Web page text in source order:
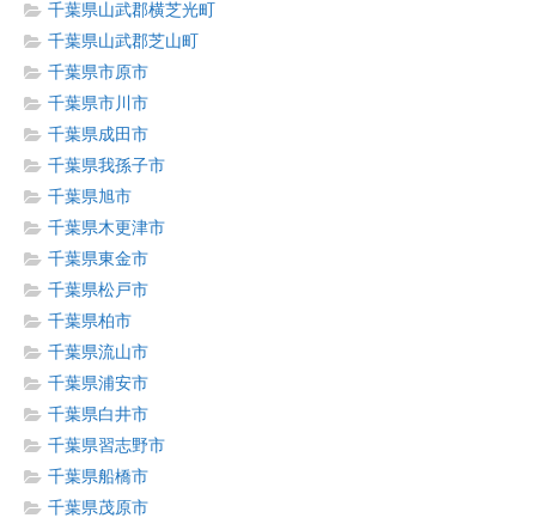
千葉県山武郡横芝光町
千葉県山武郡芝山町
千葉県市原市
千葉県市川市
千葉県成田市
千葉県我孫子市
千葉県旭市
千葉県木更津市
千葉県東金市
千葉県松戸市
千葉県柏市
千葉県流山市
千葉県浦安市
千葉県白井市
千葉県習志野市
千葉県船橋市
千葉県茂原市